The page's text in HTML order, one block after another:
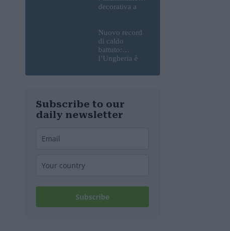
un fatto
decorativa a
spenta!
Nuovo record
di caldo
battuto:
l’Ungheria è
più caldi
Subscribe to our
daily newsletter
Subscribe